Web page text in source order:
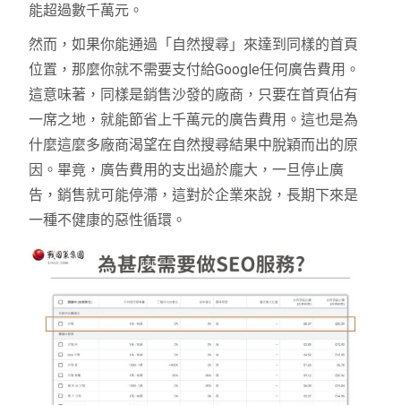
能超過數千萬元。
然而，如果你能通過「自然搜尋」來達到同樣的首頁
位置，那麼你就不需要支付給Google任何廣告費用。
這意味著，同樣是銷售沙發的廠商，只要在首頁佔有
一席之地，就能節省上千萬元的廣告費用。這也是為
什麼這麼多廠商渴望在自然搜尋結果中脫穎而出的原
因。畢竟，廣告費用的支出過於龐大，一旦停止廣
告，銷售就可能停滯，這對於企業來說，長期下來是
一種不健康的惡性循環。